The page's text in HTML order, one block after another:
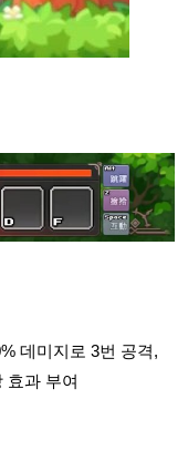
데미지로 3번 공격,
효과 부여